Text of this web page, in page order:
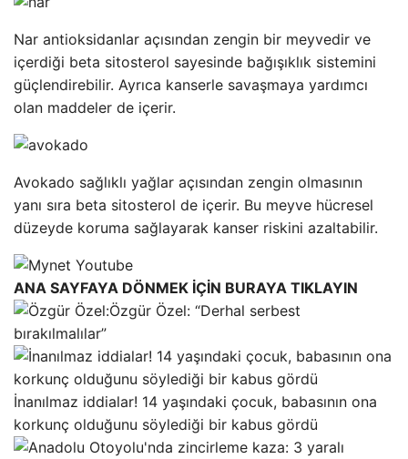
Nar antioksidanlar açısından zengin bir meyvedir ve
içerdiği beta sitosterol sayesinde bağışıklık sistemini
güçlendirebilir. Ayrıca kanserle savaşmaya yardımcı
olan maddeler de içerir.
Avokado sağlıklı yağlar açısından zengin olmasının
yanı sıra beta sitosterol de içerir. Bu meyve hücresel
düzeyde koruma sağlayarak kanser riskini azaltabilir.
ANA SAYFAYA DÖNMEK İÇİN BURAYA TIKLAYIN
Özgür Özel: “Derhal serbest
bırakılmalılar”
İnanılmaz iddialar! 14 yaşındaki çocuk, babasının ona
korkunç olduğunu söylediği bir kabus gördü